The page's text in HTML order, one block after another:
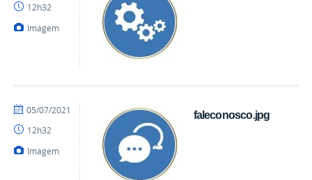
12h32
Imagem
faleconosco.jpg
por
publicado
05/07/2021
12h32
Imagem